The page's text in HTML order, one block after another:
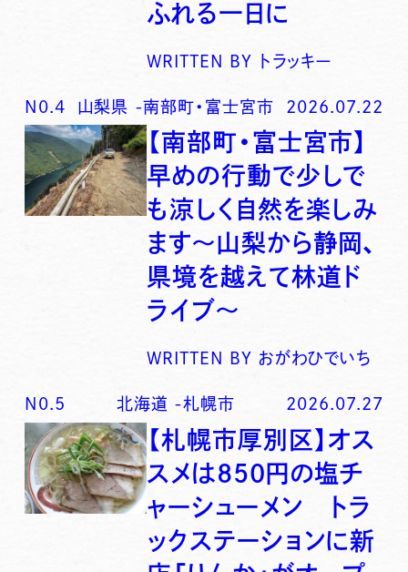
ふれる一日に
WRITTEN BY トラッキー
N0. 4 山梨県 -南部町・富士宮市 2026.07.22
【南部町・富士宮市】
早めの行動で少しで
も涼しく自然を楽しみ
ます〜山梨から静岡、
県境を越えて林道ド
ライブ〜
WRITTEN BY おがわひでいち
N0. 5 北海道 -札幌市 2026.07.27
【札幌市厚別区】オス
スメは850円の塩チ
ャーシューメン トラ
ックステーションに新